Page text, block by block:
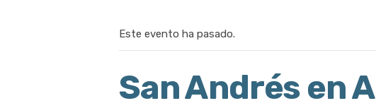
Este evento ha pasado.
San Andrés en